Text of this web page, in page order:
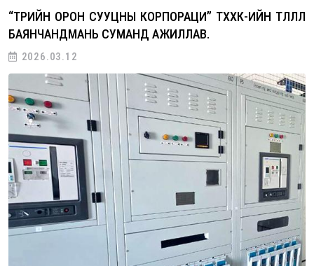
“ТӨРИЙН ОРОН СУУЦНЫ КОРПОРАЦИ” ТӨХХК-ИЙН ТӨЛӨӨЛӨЛ
БАЯНЧАНДМАНЬ СУМАНД АЖИЛЛАВ.
2026.03.12